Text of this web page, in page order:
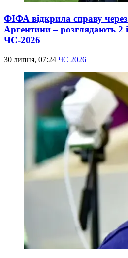
ФІФА відкрила справу через
Аргентини – розглядають 2
ЧС-2026
30 липня, 07:24 ЧС 2026